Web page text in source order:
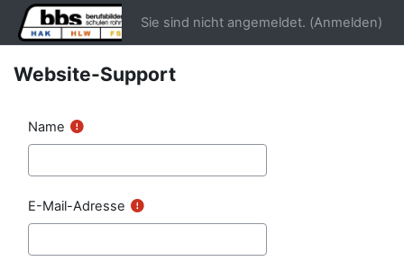
Zum Hauptinhalt
Sie sind nicht angemeldet. (Anmelden)
Website-Support
Name
E-Mail-Adresse